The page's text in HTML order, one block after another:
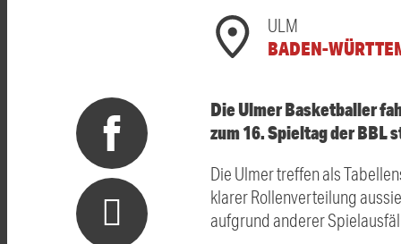
ULM
BADEN-
Die Ulmer Basketballer
zum 16. Spieltag der BBL
Die Ulmer treffen als
klarer Rollenverteilung
aufgrund anderer